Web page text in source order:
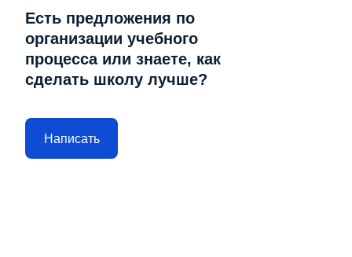
Есть предложения по
организации учебного
процесса или знаете, как
сделать школу лучше?
Написать